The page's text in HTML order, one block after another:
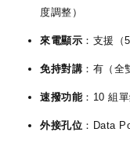
度調整）
來電顯示 ：支援（
免持對講 ：有（全
速撥功能 ：10 組
外接孔位 ：Data